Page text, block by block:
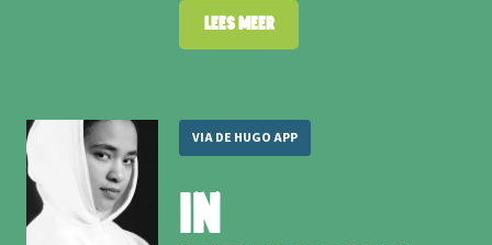
Lees meer
VIA DE HUGO APP
In